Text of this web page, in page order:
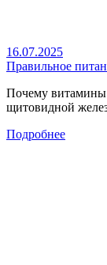
16.07.2025
Правильное
Почему витамины
щитовидной
Подробнее